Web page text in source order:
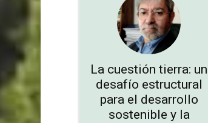
La cuestión tierra: un
desafío estructural
para el desarrollo
sostenible y la